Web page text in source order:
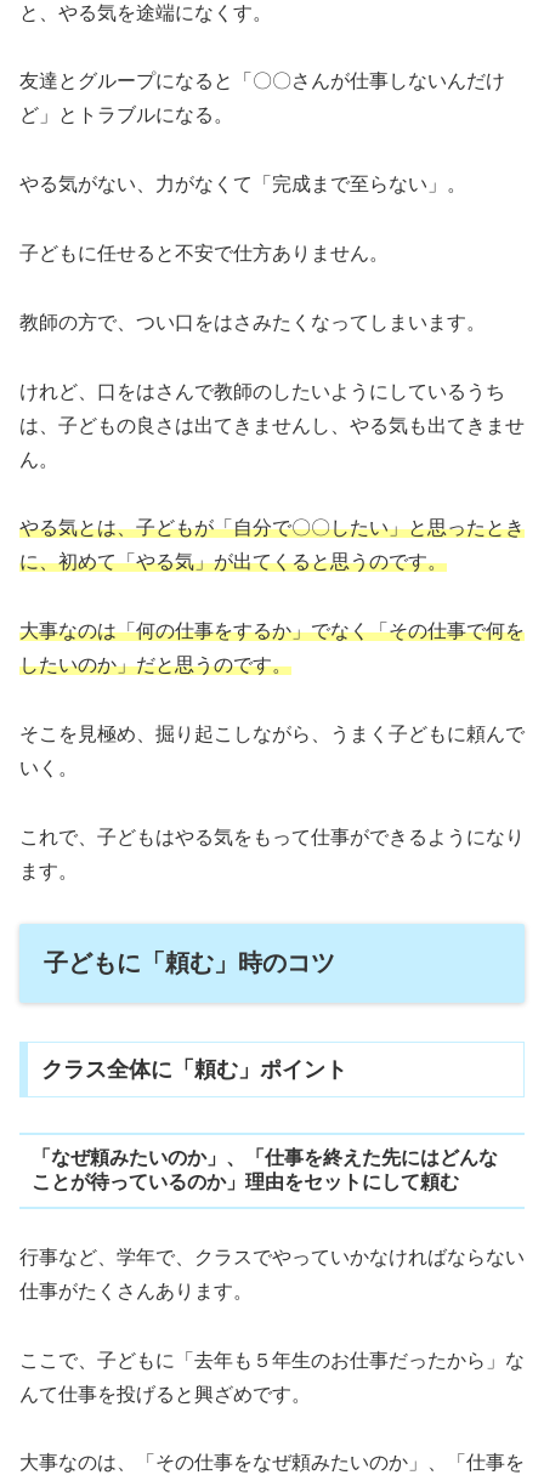
と、やる気を途端になくす。
友達とグループになると「〇〇さんが仕事しないんだけ
ど」とトラブルになる。
やる気がない、力がなくて「完成まで至らない」。
子どもに任せると不安で仕方ありません。
教師の方で、つい口をはさみたくなってしまいます。
けれど、口をはさんで教師のしたいようにしているうち
は、子どもの良さは出てきませんし、やる気も出てきませ
ん。
やる気とは、子どもが「自分で〇〇したい」と思ったとき
に、初めて「やる気」が出てくると思うのです。
大事なのは「何の仕事をするか」でなく「その仕事で何を
したいのか」だと思うのです。
そこを見極め、掘り起こしながら、うまく子どもに頼んで
いく。
これで、子どもはやる気をもって仕事ができるようになり
ます。
子どもに「頼む」時のコツ
クラス全体に「頼む」ポイント
「なぜ頼みたいのか」、「仕事を終えた先にはどんな
ことが待っているのか」理由をセットにして頼む
行事など、学年で、クラスでやっていかなければならない
仕事がたくさんあります。
ここで、子どもに「去年も５年生のお仕事だったから」な
んて仕事を投げると興ざめです。
大事なのは、「その仕事をなぜ頼みたいのか」、「仕事を